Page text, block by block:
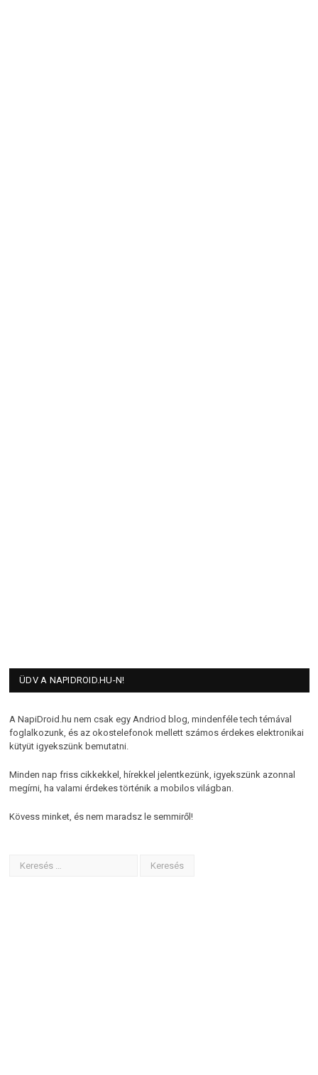
ÜDV A NAPIDROID.HU-N!
A NapiDroid.hu nem csak egy Andriod blog, mindenféle tech témával
foglalkozunk, és az okostelefonok mellett számos érdekes elektronikai
kütyüt igyekszünk bemutatni.
Minden nap friss cikkekkel, hírekkel jelentkezünk, igyekszünk azonnal
megírni, ha valami érdekes történik a mobilos világban.
Kövess minket, és nem maradsz le semmiről!